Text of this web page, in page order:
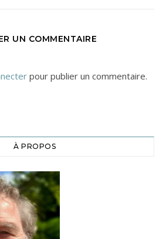
UN COMMENTAIRE
pour publier un commentaire.
À PROPOS